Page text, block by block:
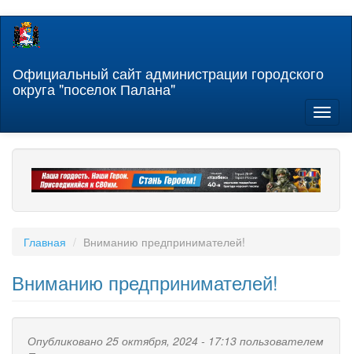
Перейти
содержанию
Официальный сайт администрации городского
округа "поселок Палана"
Главная Вниманию предпринимателей!
Вниманию предпринимателей!
Опубликовано 25 октября, 2024 - 17:13 пользователем